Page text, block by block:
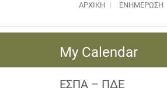
ΑΡΧΙΚΗ ΕΝΗΜΈΡΩΣΗ
My Calendar
ΕΣΠΑ – ΠΔΕ